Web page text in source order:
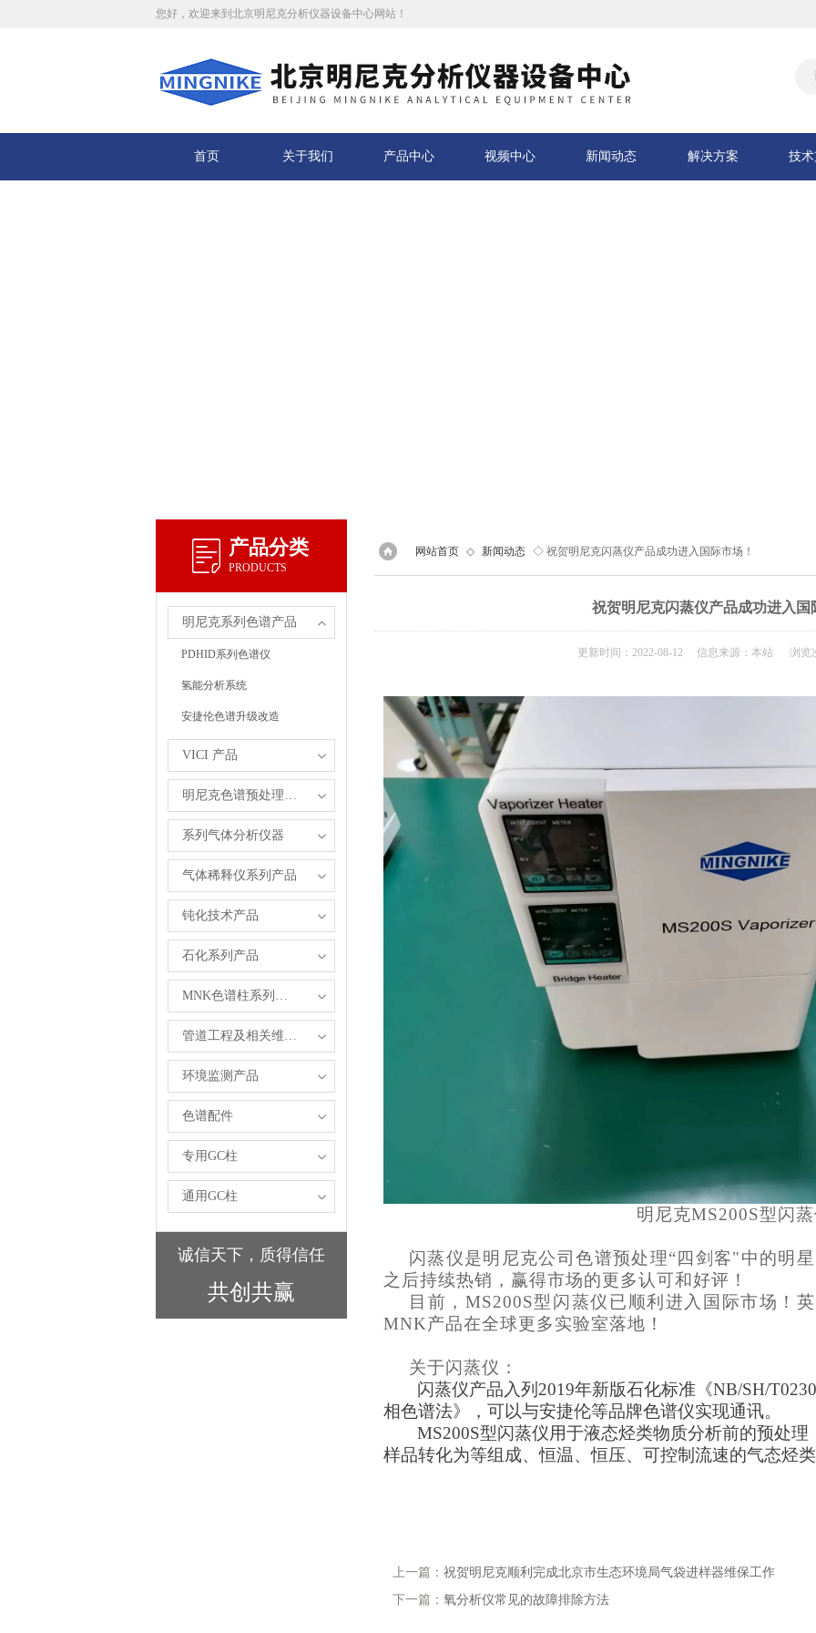
您好，欢迎来到北京明尼克分析仪器设备中心网站！
首页 关于我们 产品中心 视频中心 新闻动态 解决方案 技
产品分类
PRODUCTS
明尼克系列色谱产品
PDHID系列色谱仪
氢能分析系统
安捷伦色谱升级改造
VICI 产品
明尼克色谱预处理自主产品
系列气体分析仪器
气体稀释仪系列产品
钝化技术产品
石化系列产品
MNK色谱柱系列产品
管道工程及相关维修服务
环境监测产品
色谱配件
专用GC柱
通用GC柱
诚信天下，质得信任
共创共赢
网站首页 ◇ 新闻动态 ◇ 祝贺明尼克闪蒸仪产品成功进入国际市场！
祝贺明尼克闪蒸仪产品成功进入国
更新时间：2022-08-12 信息来源：本站 浏览
明尼克MS200S型闪
闪蒸仪是明尼克公司色谱预处理“四剑客"中的明
之后持续热销，赢得市场的更多认可和好评！
目前， MS200S型闪蒸仪已顺利进入国际市场！
MNK产品在全球更多实验室落地！
关于闪蒸仪：
闪蒸仪产品入列 2019年新版石化标准《NB/SH/
相色谱法》，可以与安捷伦等品牌色谱仪实现通讯。
MS200S型闪蒸仪用于液态烃类物质分析前的预处
样品转化为等组成、恒温、恒压、可控制流速的气态烃
上一篇： 祝贺明尼克顺利完成北京市生态环境局气袋进样器维保工作
下一篇： 氧分析仪常见的故障排除方法